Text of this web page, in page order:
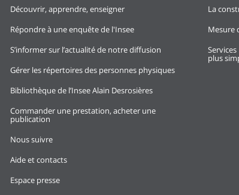
Découvrir, apprendre, enseigner
Répondre à une enquête de l'Insee
S’informer sur l’actualité de notre diffusion
Gérer les répertoires des personnes physiques
Bibliothèque de l’Insee Alain Desrosières
Commander une prestation, acheter une
publication
Nous suivre
Aide et contacts
Espace presse
La
Mesure
plus